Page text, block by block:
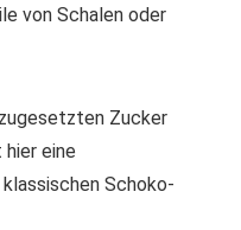
von Schalen oder
Zucker
eine
Schoko-